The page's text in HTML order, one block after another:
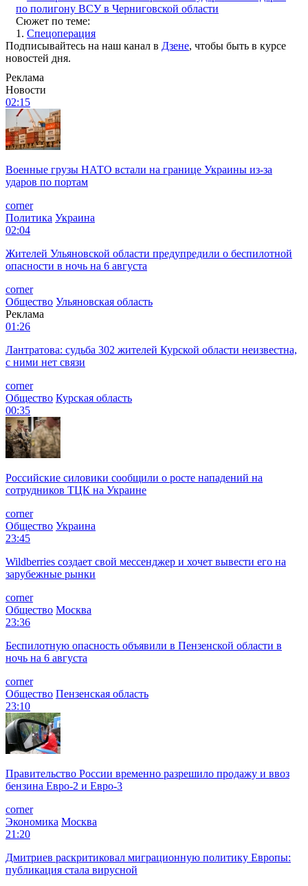
по полигону ВСУ в Черниговской области
Сюжет по теме:
1. Спецоперация
Подписывайтесь на наш канал в Дзене, чтобы быть в курсе
новостей дня.
Реклама
Новости
02:15
Военные грузы НАТО встали на границе Украины из-за
ударов по портам
corner
Политика Украина
02:04
Жителей Ульяновской области предупредили о беспилотной
опасности в ночь на 6 августа
corner
Общество Ульяновская область
Реклама
01:26
Лантратова: судьба 302 жителей Курской области неизвестна,
с ними нет связи
corner
Общество Курская область
00:35
Российские силовики сообщили о росте нападений на
сотрудников ТЦК на Украине
corner
Общество Украина
23:45
Wildberries создает свой мессенджер и хочет вывести его на
зарубежные рынки
corner
Общество Москва
23:36
Беспилотную опасность объявили в Пензенской области в
ночь на 6 августа
corner
Общество Пензенская область
23:10
Правительство России временно разрешило продажу и ввоз
бензина Евро-2 и Евро-3
corner
Экономика Москва
21:20
Дмитриев раскритиковал миграционную политику Европы:
публикация стала вирусной